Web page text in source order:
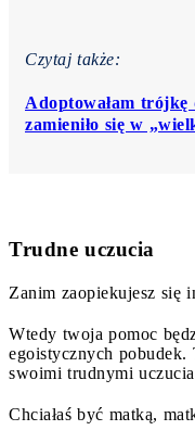
Czytaj także:
Adoptowałam trójkę
zamieniło się w
Trudne uczucia
Zanim zaopiekujesz się
Wtedy twoja pomoc
egoistycznych pobudek.
swoimi trudnymi
Chciałaś być matką,